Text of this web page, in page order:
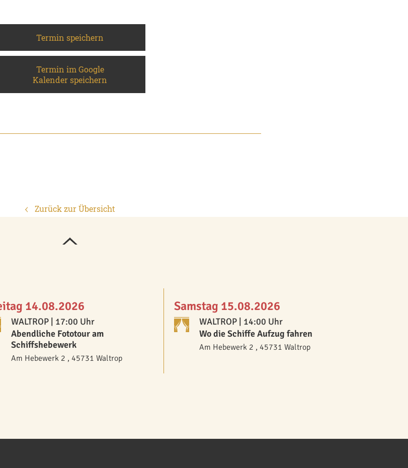
Termin speichern
Termin im Google
Kalender speichern
Zurück zur Übersicht
14.08.2026
WALTROP | 17:00 Uhr
Abendliche Fototour am
Schiffshebewerk
Am Hebewerk 2 , 45731 Waltrop
Samstag 15.08.2026
WALTROP| 14:00 Uhr
Wo die Schiffe Aufzug fahren
Am Hebewerk 2 , 45731 Waltrop